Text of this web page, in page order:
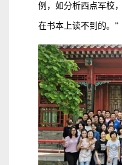
例，如分析西点军校
在书本上读不到的。”